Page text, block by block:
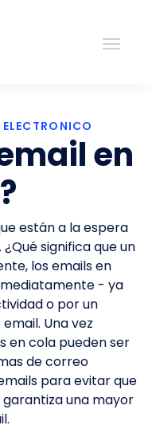
en
están a la espera
significa que un
los emails en
- ya
o por un
Una vez
en cola pueden ser
de correo
para evitar que
garantiza una mayor